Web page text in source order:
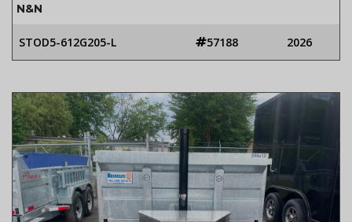
N&N
STOD5-612G205-L 57188 2026